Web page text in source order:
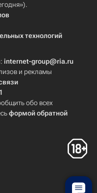
технологий
internet-group@ria.ru
и рекламы
обо всех
формой обратной